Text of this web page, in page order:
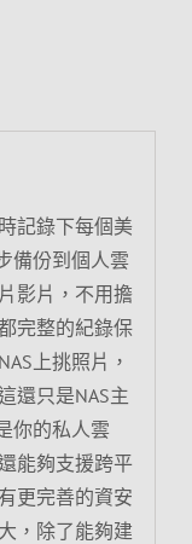
記錄下每個美
備份到個人雲
影片，不用擔
完整的紀錄保
上挑照片，
還只是NAS主
你的私人雲
能夠支援跨平
更完善的資安
，除了能夠建